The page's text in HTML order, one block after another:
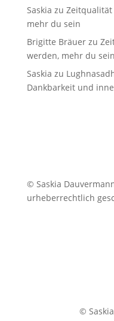
Saskia zu Zeitqualität
mehr du sein
Brigitte Bräuerzu
werden, mehr du sein
Saskia zu
Dankbarkeit und
© Saskia
urheberrechtlich
©